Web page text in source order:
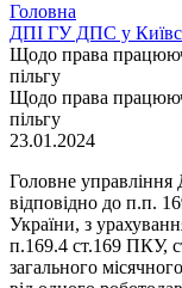
Головна
ДПІ ГУ ДПС у
Щодо права
пільгу
Щодо права
пільгу
23.01.2024
Головне управління
відповідно до п.п.
України, з
п.169.4 ст.169 ПКУ,
загального